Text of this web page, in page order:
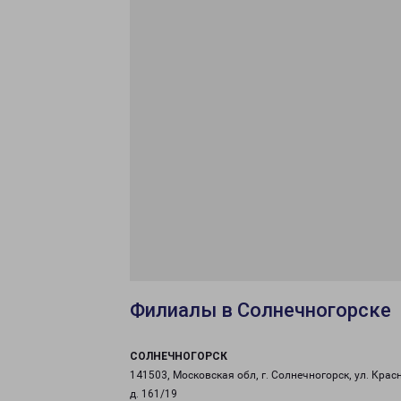
Филиалы в Солнечногорске
СОЛНЕЧНОГОРСК
141503, Московская обл, г. Солнечногорск, ул.
д. 161/19